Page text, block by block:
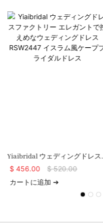
Yiaibridal ウェディングドレス
ファクトリー エレガントで控え
RSW2447 イスラム風ケープブラ
$ 456.00 $520.00
カートに追加 ➔